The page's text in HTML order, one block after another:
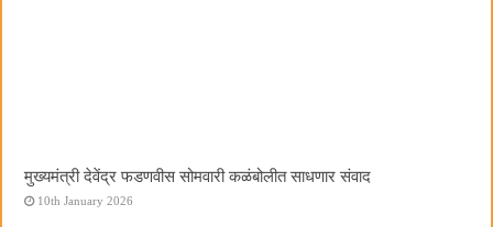
मुख्यमंत्री देवेंद्र फडणवीस सोमवारी कळंबोलीत साधणार संवाद
10th January 2026